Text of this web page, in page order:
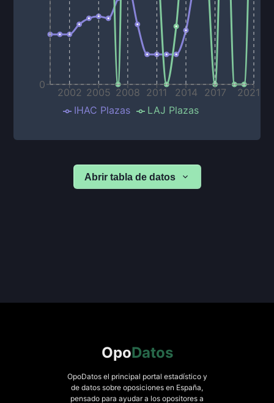
2002 2005 2008 2011 2014 2017 2021
0
IHAC Plazas LAJ Plazas
Abrir tabla de datos
OpoDatos
OpoDatos el principal portal estadístico y
de datos sobre oposiciones en España,
pensado para ayudar a los opositores a